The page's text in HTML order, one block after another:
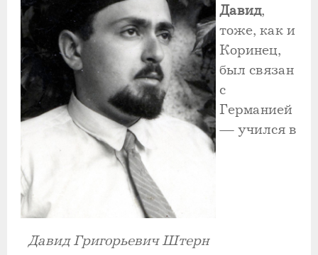
Давид Григорьевич Штерн
Давид,
тоже, как и
Коринец,
был связан
с
Германией
— учился в